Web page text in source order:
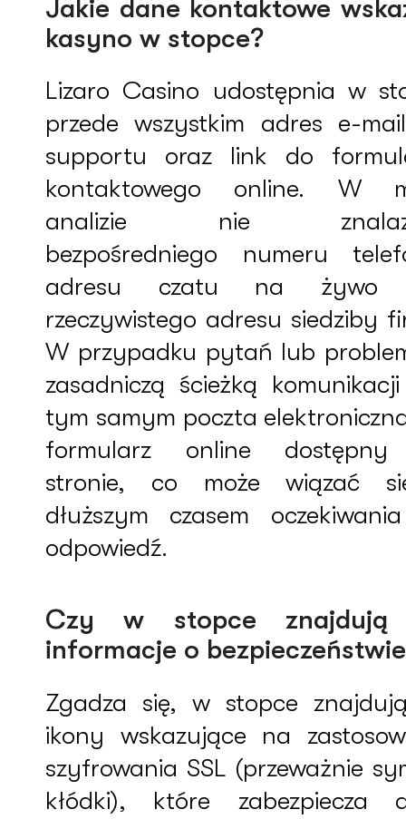
Jakie dane kontaktowe
kasyno w stopce?
Lizaro Casino udostępnia w
przede wszystkim adres e-
supportu oraz link do
kontaktowego online. W
analizie nie
bezpośredniego numeru
adresu czatu na żywo
rzeczywistego adresu siedziby
W przypadku pytań lub
zasadniczą ścieżką
tym samym poczta
formularz online
stronie, co może wiązać
dłuższym czasem
odpowiedź.
Czy w stopce znajdują
informacje o
Zgadza się, w stopce
ikony wskazujące na
szyfrowania SSL (przeważnie
kłódki), które zabezpiecza